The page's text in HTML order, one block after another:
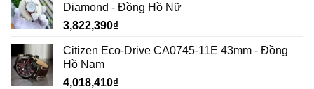
Diamond - Đồng Hồ Nữ
3,822,390₫
Citizen Eco-Drive CA0745-11E 43mm - Đồng
Hồ Nam
4,018,410₫